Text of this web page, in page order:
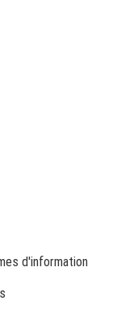
d'information